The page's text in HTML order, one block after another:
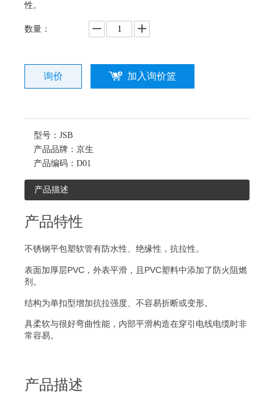
性。
数量：
询价 加入询价篮
型号： JSB
产品品牌： 京生
产品编码： D01
产品描述
产品特性
不锈钢平包塑软管有防水性、绝缘性，抗拉性。
表面加厚层PVC，外表平滑，且PVC塑料中添加了防火阻燃
剂。
结构为单扣型增加抗拉强度、不容易折断或变形。
具柔软与很好弯曲性能，内部平滑构造在穿引电线电缆时非
常容易。
产品描述